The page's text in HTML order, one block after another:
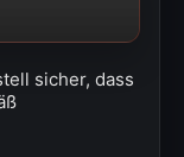
sicher, dass